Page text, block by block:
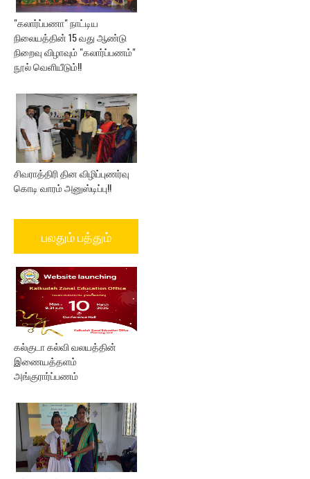
"கலார்ப்பணா" நாட்டிய
நிலையத்தின் 15 வது ஆண்டு
நிறைவு விழாவும் "கலார்ப்பணம்"
நூல் வெளியீடும்!!
சிவராத்திரி தின விழிப்புணர்வு
கொடி வாரம் அனுஸ்டிப்பு!!
பலதும் பத்தும்
கல்குடா கல்வி வலயத்தின்
இணையத்தளம்
அங்குரார்ப்பணம்